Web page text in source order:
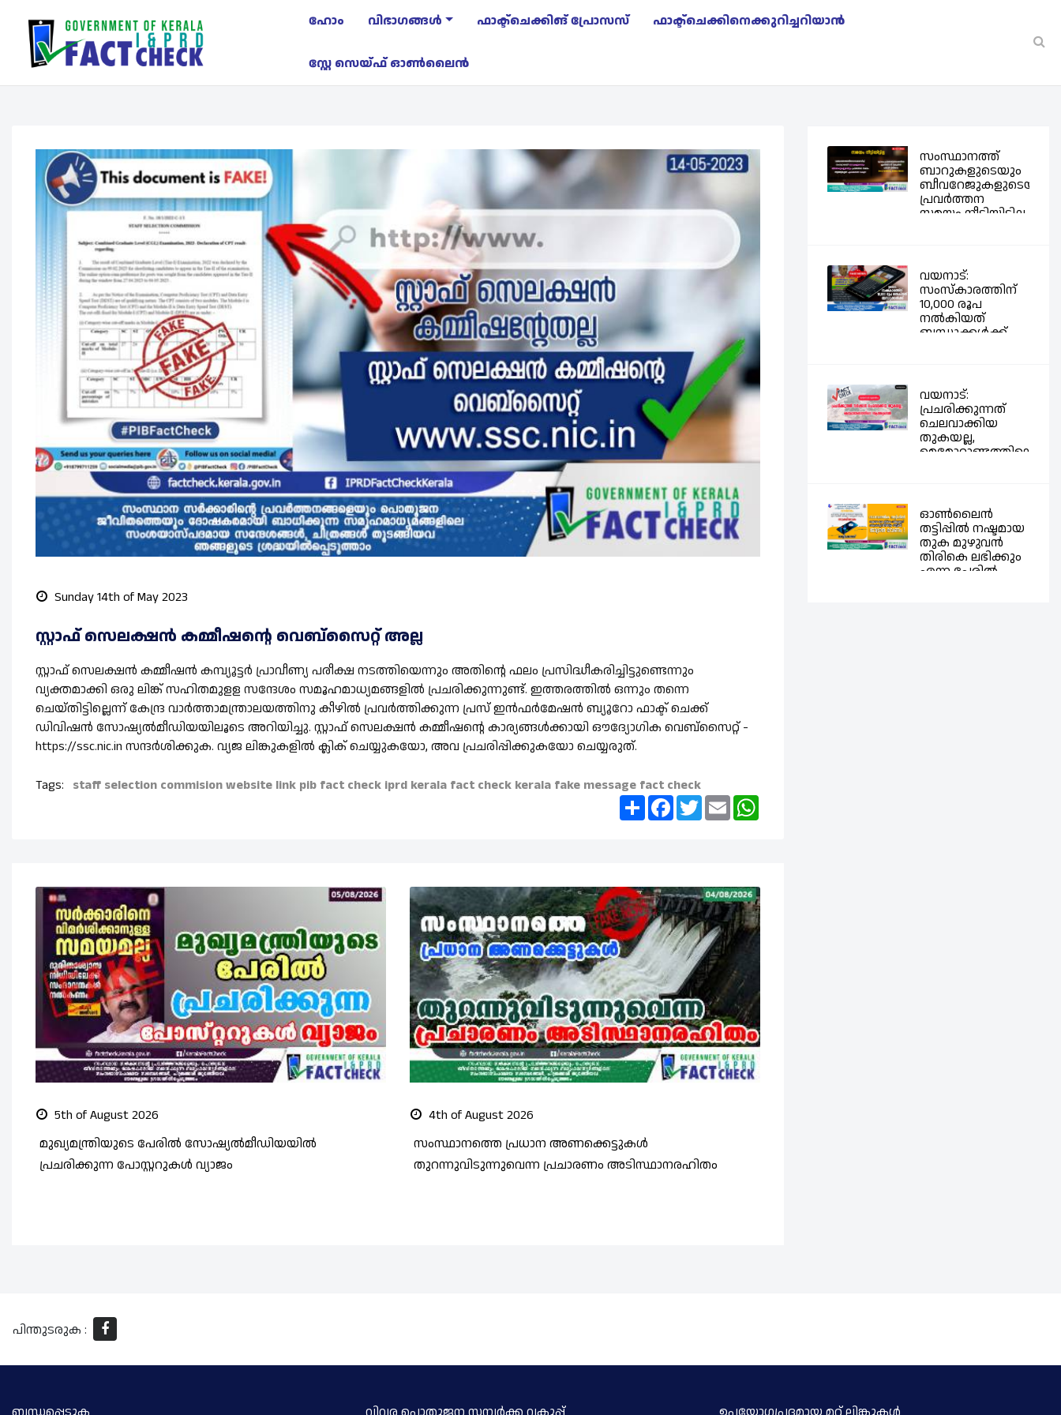
ഹോം വിഭാഗങ്ങള്‍ ഫാക്ട്‌ചെക്കിങ് പ്രോസസ് ഫാക്ട്‌ചെക്കിനെക്കുറിച്ചറിയാന്‍
സ്റ്റേ സെയ്ഫ് ഓണ്‍ലൈന്‍
Sunday 14th of May 2023
സ്റ്റാഫ് സെലക്ഷന്‍ കമ്മീഷന്റെ വെബ്സൈറ്റ് അല്ല
സ്റ്റാഫ് സെലക്ഷന്‍ കമ്മീഷന്‍ കമ്പ്യൂട്ടര്‍ പ്രാവീണ്യ പരീക്ഷ നടത്തിയെന്നും അതിന്റെ ഫലം പ്രസിദ്ധീകരിച്ചിട്ടുണ്ടെന്നും
വ്യക്തമാക്കി ഒരു ലിങ്ക് സഹിതമുളള സന്ദേശം സമൂഹമാധ്യമങ്ങളില്‍ പ്രചരിക്കുന്നുണ്ട്. ഇത്തരത്തില്‍ ഒന്നും തന്നെ
ചെയ്തിട്ടില്ലെന്ന് കേന്ദ്ര വാര്‍ത്താമന്ത്രാലയത്തിനു കീഴില്‍ പ്രവര്‍ത്തിക്കുന്ന പ്രസ് ഇന്‍ഫര്‍മേഷന്‍ ബ്യൂറോ ഫാക്ട് ചെക്ക്
ഡിവിഷന്‍ സോഷ്യല്‍മീഡിയയിലൂടെ അറിയിച്ചു. സ്റ്റാഫ് സെലക്ഷന്‍ കമ്മീഷന്റെ കാര്യങ്ങള്‍ക്കായി ഔദ്യോഗിക വെബ്സൈറ്റ് -
https://ssc.nic.in സന്ദര്‍ശിക്കുക. വ്യജ ലിങ്കുകളില്‍ ക്ലിക് ചെയ്യുകയോ, അവ പ്രചരിപ്പിക്കുകയോ ചെയ്യരുത്.
Tags: staff selection commisionwebsite link pib fact check iprd kerala fact check kerala fake message fact check
ShareFacebookTwitterEmail
5th of August 2026
മുഖ്യമന്ത്രിയുടെ പേരിൽ സോഷ്യൽമീഡിയയിൽ
പ്രചരിക്കുന്ന പോസ്റ്ററുകൾ വ്യാജം
4th of August 2026
സംസ്ഥാനത്തെ പ്രധാന അണക്കെട്ടുകള്‍
തുറന്നുവിടുന്നുവെന്ന പ്രചാരണം അടിസ്ഥാനരഹിതം
സംസ്ഥാനത്ത്
ബാറുകളുടെയും
ബീവറേജുകളുടെയും
പ്രവര്‍ത്തന
സമയം നീട്ടിയിട്ടില്ല
വയനാട്:
സംസ്കാരത്തിന്
10,000 രൂപ
നൽകിയത്
ബന്ധുക്കൾക്ക്
വയനാട്:
പ്രചരിക്കുന്നത്
ചെലവാക്കിയ
തുകയല്ല,
മെമോറാണ്ടത്തിലെ
ഓൺലൈൻ
തട്ടിപ്പിൽ നഷ്ടമായ
തുക മുഴുവൻ
തിരികെ ലഭിക്കും
എന്ന പേരിൽ
പിന്തുടരുക :